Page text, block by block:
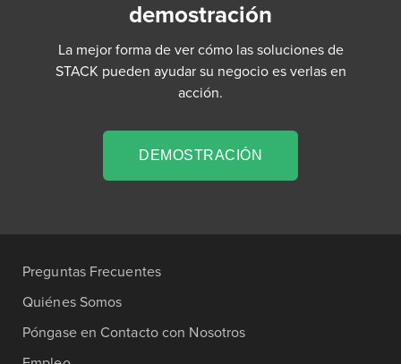
demostración
La mejor forma de ver cómo las soluciones de
STACK pueden ayudar su negocio es verlas en
acción.
DEMOSTRACIÓN
Preguntas Frecuentes
Quiénes Somos
Póngase en Contacto con Nosotros